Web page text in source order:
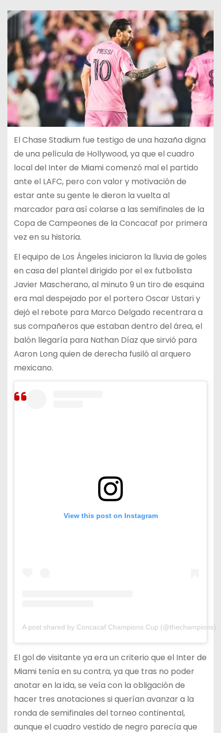
El Chase Stadium fue testigo de una hazaña digna
de una película de Hollywood, ya que el cuadro
local del Inter de Miami comenzó mal el partido
ante el LAFC, pero con valor y motivación de
estar ante su gente le dieron la vuelta al
marcador para así colarse a las semifinales de la
Copa de Campeones de la Concacaf por primera
vez en su historia.
El equipo de Los Ángeles iniciaron la lluvia de goles
en casa del plantel dirigido por el ex futbolista
Javier Mascherano, al minuto 9 un tiro de esquina
era mal despejado por el portero Oscar Ustari y
dejó el rebote para Marco Delgado recentrara a
sus compañeros que estaban dentro del área, el
balón llegaría para Nathan Díaz que sirvió para
Aaron Long quien de derecha fusiló al arquero
mexicano.
View this post on Instagram
A post shared by Concacaf Champions Cup (@thechampions)
El gol de visitante ya era un criterio que el Inter de
Miami tenía en su contra, ya que tras no poder
anotar en la ida, se veía con la obligación de
hacer tres anotaciones si querían avanzar a la
ronda de semifinales del torneo continental,
aunque el cuadro vestido de negro parecía que